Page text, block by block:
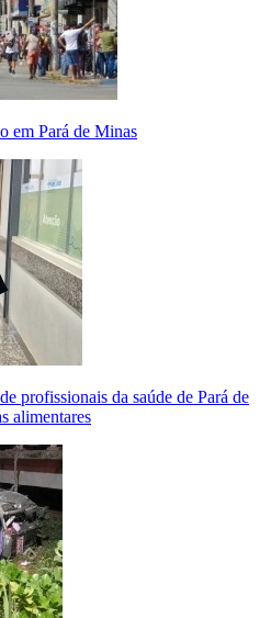
em Pará de Minas
profissionais da saúde de Pará de
alimentares